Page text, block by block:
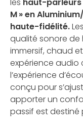
les haut-parleurs
M » en
haute-fidélité.Les
qualité sonore de
immersif, chaud
expérience audio
l’expérience
conçu pour
apporter un
passif est destiné